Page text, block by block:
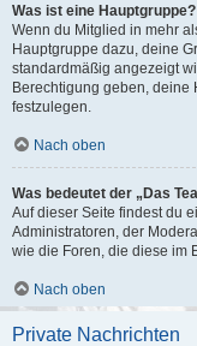
Was ist eine Hauptgruppe?
Wenn du Mitglied in mehr
Hauptgruppe dazu, deine
standardmäßig angezeigt
Berechtigung geben,
festzulegen.
Nach oben
Was bedeutet der „Das
Auf dieser Seite findest du
Administratoren, der
wie die Foren, die diese im
Nach oben
Private Nachrichten